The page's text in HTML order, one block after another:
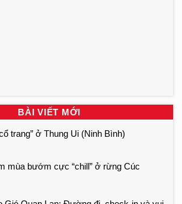
BÀI VIẾT MỚI
trang” ở Thung Ui (Ninh Bình)
mùa bướm cực “chill” ở rừng Cúc